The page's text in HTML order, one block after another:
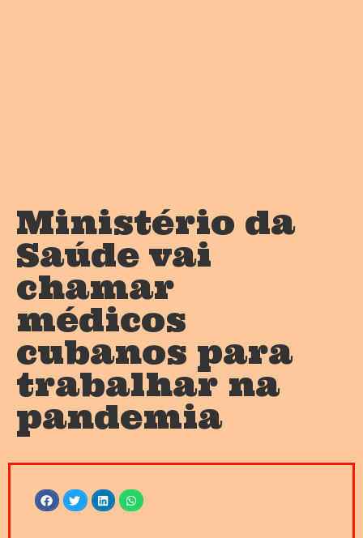
Ministério da
Saúde vai
chamar
médicos
cubanos para
trabalhar na
pandemia